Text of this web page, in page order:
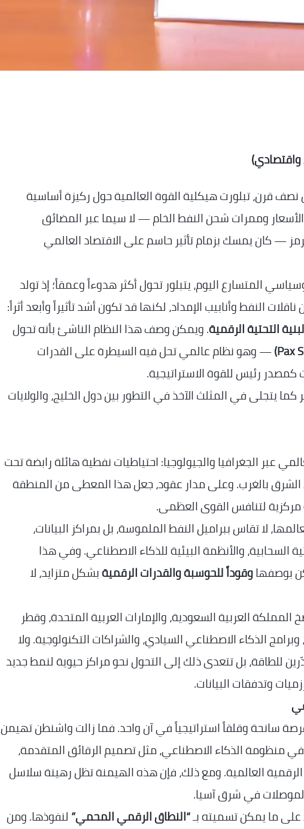
قرن، تبلورت هيكلية القوة العالمية حول ركيزة أساسية
وممرات شحن النفط الخام — لا سيما عبر المضائق
— كان يمسك بزمام تأثير حاسم على الاقتصاد العالمي
المتسارع اليوم، يتبلور تحول أكثر هدوءاً وعمقاً؛ إذ تولد
النفط وأنابيب الإمداد، لكنها قد تكون أشد تأثيراً وأبعد أثراً:
التحتية الرقمية. ويمكن وصف هذا النظام الناشئ بأنه تحول
— وهو نظام عالمي تحل فيه السيطرة على القدرات
رئيس للقوة الاستراتيجية.
يتجلى في المثلث الآخذ في التطور بين دول الخليج، والولايات
عبر الجغرافيا والجيولوجيا: احتياطيات نفطية هائلة رابضة تحت
الشرق بالغرب. وعلى مدار عقود، جعل هذا المعطى من المنطقة
مركزية لتنافس القوى العظمى.
لا تقاس ببراميل النفط الملموسة، بل بمراكز البيانات،
السحابية، والأنظمة البيئية للذكاء الاصطناعي. وفي هذا
بوصفهاوقوداً للحوسبة والقدرات الرقميةبشكل متزايد، لا
العربية السعودية، والإمارات العربية المتحدة، وقطر
الذكاء الاصطناعي السيادي، والشراكات التكنولوجية. ولا
للطاقة، بل تتعدى ذلك إلى التحول نحو مراكز حيوية لنمط جديد
وتدفقات البيانات.
فرصة سانحة وقلقاً استراتيجياً في آن واحد. فما زالت واشنطن تهيمن
في منظومة الذكاء الاصطناعي، مثل تصميم الرقائق المتقدمة،
العالمية. ومع ذلك، فإن هذه الهيمنة تظل رهينة سلاسل
في شرق آسيا.
على ما يمكن تسميته بـ“النطاق الرقمي المحمي” لنفوذها. ومن